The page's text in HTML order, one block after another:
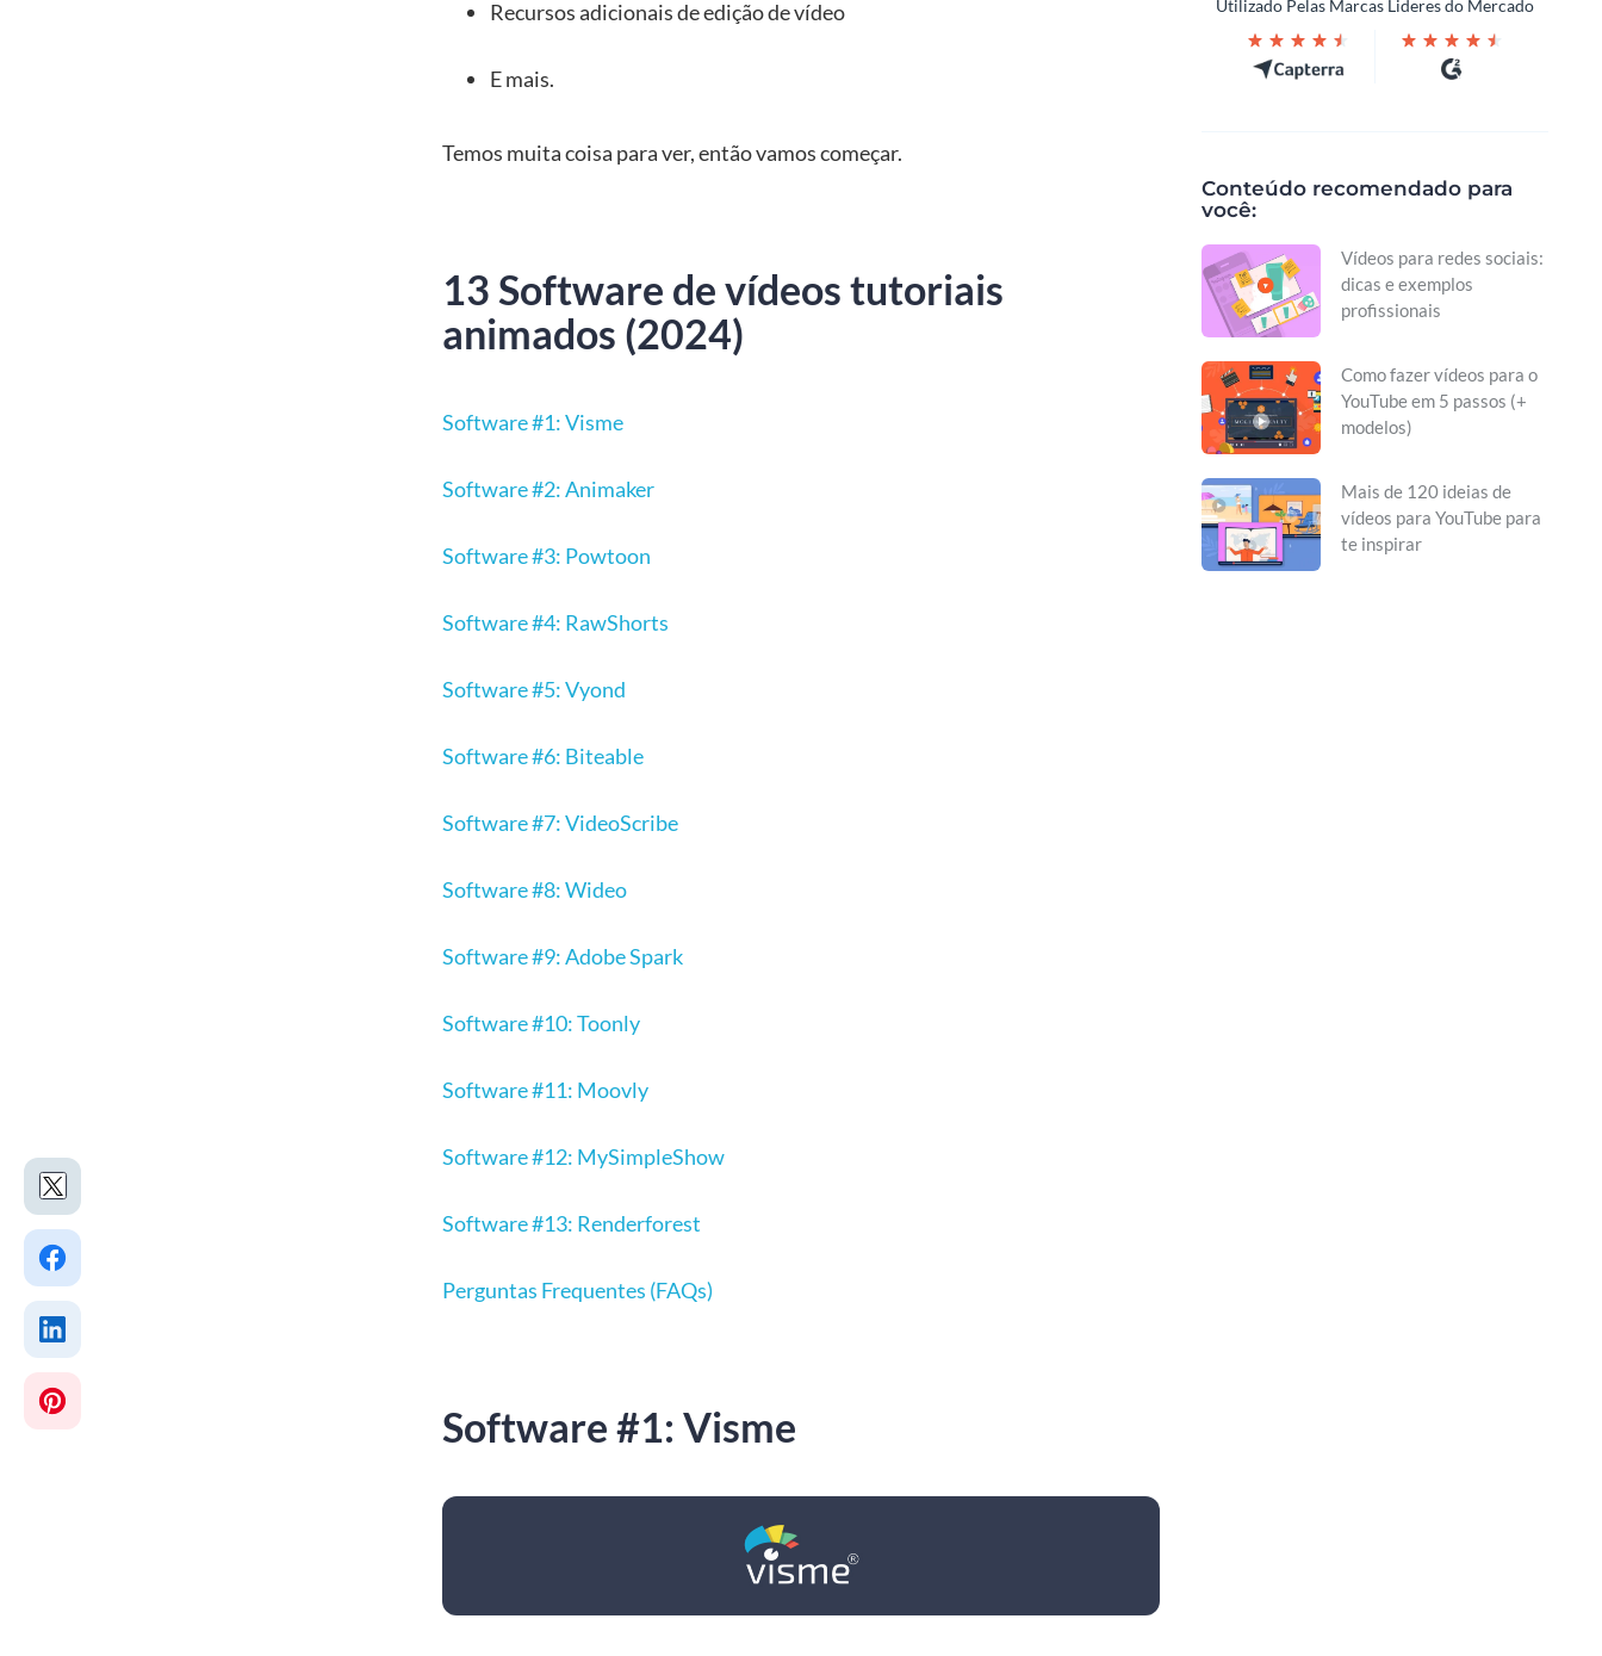
Recursos adicionais de edição de vídeo
E mais.
Temos muita coisa para ver, então vamos começar.
13 Software de vídeos tutoriais
animados (2024)
Software #1: Visme
Software #2: Animaker
Software #3: Powtoon
Software #4: RawShorts
Software #5: Vyond
Software #6: Biteable
Software #7: VideoScribe
Software #8: Wideo
Software #9: Adobe Spark
Software #10: Toonly
Software #11: Moovly
Software #12: MySimpleShow
Software #13: Renderforest
Perguntas Frequentes (FAQs)
Software #1: Visme
Utilizado Pelas Marcas Lideres do Mercado
Conteúdo recomendado para
você:
Vídeos para redes sociais:
dicas e exemplos
profissionais
Como fazer vídeos para o
YouTube em 5 passos (+
modelos)
Mais de 120 ideias de
vídeos para YouTube para
te inspirar